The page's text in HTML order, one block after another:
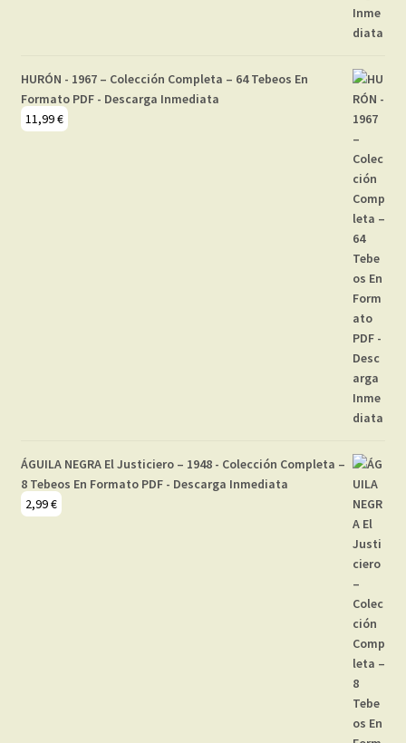
HURÓN - 1967 – Colección Completa – 64 Tebeos En
Formato PDF - Descarga Inmediata
11,99€
ÁGUILA NEGRA El Justiciero – 1948 - Colección Completa –
8 Tebeos En Formato PDF - Descarga Inmediata
2,99€